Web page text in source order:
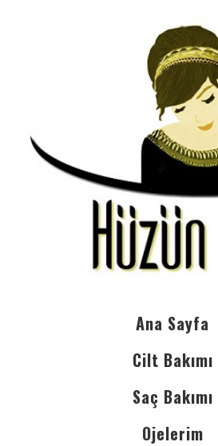
Ana Sayfa
Cilt Bakımı
Saç Bakımı
Ojelerim